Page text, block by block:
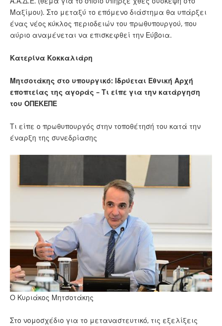
Μαξίμου). Στο μεταξύ το επόμενο διάστημα θα υπάρξει
ένας νέος κύκλος περιοδειών του πρωθυπουργού, που
αύριο αναμένεται να επισκεφθεί την Εύβοια.
Κατερίνα Κοκκαλιάρη
Μητσοτάκης στο υπουργικό: Ιδρύεται Εθνική Αρχή
εποπτείας της αγοράς – Τι είπε για την κατάργηση
του ΟΠΕΚΕΠΕ
Τι είπε ο πρωθυπουργός στην τοποθέτησή του κατά την
έναρξη της συνεδρίασης
Ο Κυριάκος Μητσοτάκης
Στο νομοσχέδιο για το μεταναστευτικό, τις εξελίξεις